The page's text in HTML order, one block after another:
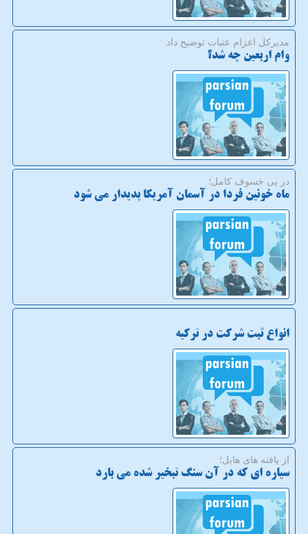
مدیركل اعزام عتبات توضیح داد
وام اربعین چه شد؟
در پی خسوف كامل؛
ماه خونین فردا در آسمان آمریکا پدیدار می شود
انواع ثبت شرکت در ترکیه
از یافته های هابل؛
سیاره ای که در آن سنگ تبخیر شده می بارد